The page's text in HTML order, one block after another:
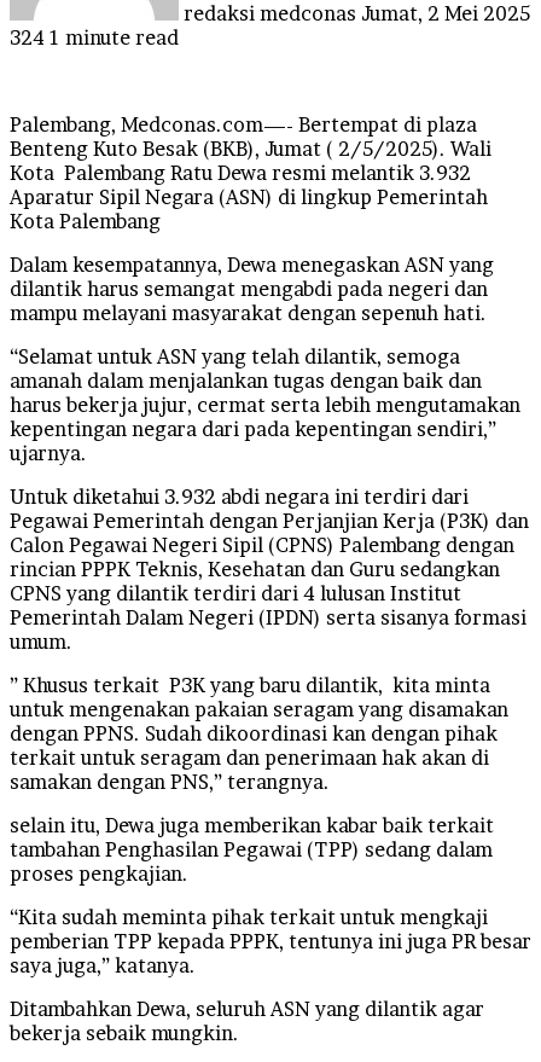
redaksi medconas Jumat, 2 Mei 2025
324 1 minute read
Palembang, Medconas.com—- Bertempat di plaza
Benteng Kuto Besak (BKB), Jumat ( 2/5/2025). Wali
Kota Palembang Ratu Dewa resmi melantik 3.932
Aparatur Sipil Negara (ASN) di lingkup Pemerintah
Kota Palembang
Dalam kesempatannya, Dewa menegaskan ASN yang
dilantik harus semangat mengabdi pada negeri dan
mampu melayani masyarakat dengan sepenuh hati.
“Selamat untuk ASN yang telah dilantik, semoga
amanah dalam menjalankan tugas dengan baik dan
harus bekerja jujur, cermat serta lebih mengutamakan
kepentingan negara dari pada kepentingan sendiri,”
ujarnya.
Untuk diketahui 3.932 abdi negara ini terdiri dari
Pegawai Pemerintah dengan Perjanjian Kerja (P3K) dan
Calon Pegawai Negeri Sipil (CPNS) Palembang dengan
rincian PPPK Teknis, Kesehatan dan Guru sedangkan
CPNS yang dilantik terdiri dari 4 lulusan Institut
Pemerintah Dalam Negeri (IPDN) serta sisanya formasi
umum.
” Khusus terkait P3K yang baru dilantik, kita minta
untuk mengenakan pakaian seragam yang disamakan
dengan PPNS. Sudah dikoordinasi kan dengan pihak
terkait untuk seragam dan penerimaan hak akan di
samakan dengan PNS,” terangnya.
selain itu, Dewa juga memberikan kabar baik terkait
tambahan Penghasilan Pegawai (TPP) sedang dalam
proses pengkajian.
“Kita sudah meminta pihak terkait untuk mengkaji
pemberian TPP kepada PPPK, tentunya ini juga PR besar
saya juga,” katanya.
Ditambahkan Dewa, seluruh ASN yang dilantik agar
bekerja sebaik mungkin.